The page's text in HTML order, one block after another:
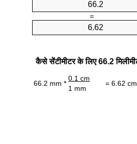
=
कैसे सेंटीमीटर के लिए 66.2
66.2 mm *
0.1 cm
= 6.62 cm
1 mm